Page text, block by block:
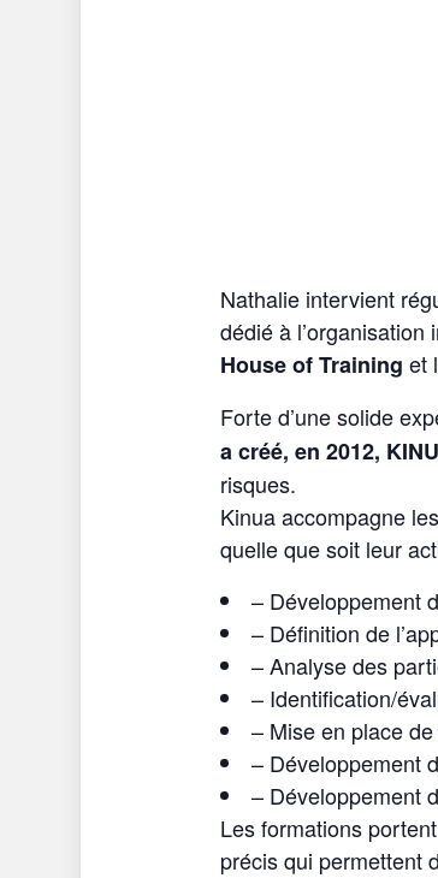
Nathalie intervient
dédié à l’organisation
House of Training et
Forte d’une solide
a créé, en 2012,
risques.
Kinua accompagne
quelle que soit leur
– Développement
– Définition de
– Analyse des
– Identification/
– Mise en place
– Développement
– Développement
Les formations
précis qui permettent